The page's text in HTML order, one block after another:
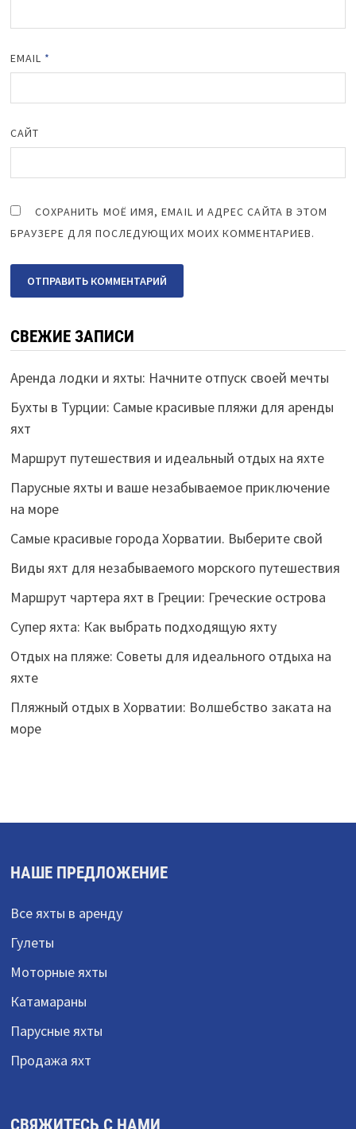
EMAIL *
САЙТ
СОХРАНИТЬ МОЁ ИМЯ, EMAIL И АДРЕС САЙТА В ЭТОМ
БРАУЗЕРЕ ДЛЯ ПОСЛЕДУЮЩИХ МОИХ КОММЕНТАРИЕВ.
СВЕЖИЕ ЗАПИСИ
Аренда лодки и яхты: Начните отпуск своей мечты
Бухты в Турции: Самые красивые пляжи для аренды
яхт
Маршрут путешествия и идеальный отдых на яхте
Парусные яхты и ваше незабываемое приключение
на море
Самые красивые города Хорватии. Выберите свой
Виды яхт для незабываемого морского путешествия
Маршрут чартера яхт в Греции: Греческие острова
Супер яхта: Как выбрать подходящую яхту
Отдых на пляже: Советы для идеального отдыха на
яхте
Пляжный отдых в Хорватии: Волшебство заката на
море
НАШЕ ПРЕДЛОЖЕНИЕ
Все яхты в аренду
Гулеты
Моторные яхты
Катамараны
Парусные яхты
Продажа яхт